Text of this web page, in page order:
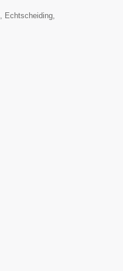
Echtscheiding,